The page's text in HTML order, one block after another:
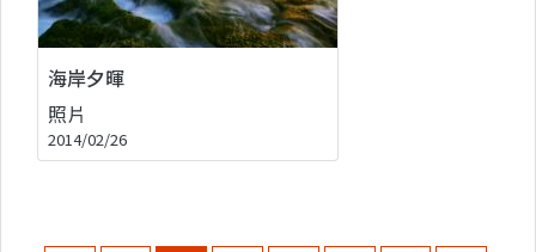
海岸夕暉
照片
2014/02/26